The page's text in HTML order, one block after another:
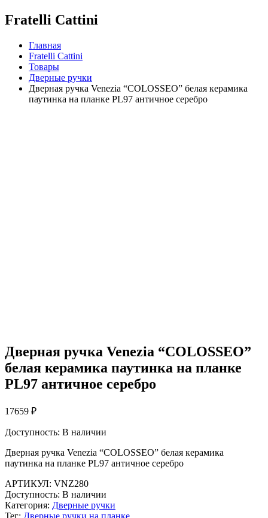
Fratelli Cattini
Главная
Fratelli Cattini
Товары
Дверные ручки
Дверная ручка Venezia “COLOSSEO” белая керамика
паутинка на планке PL97 античное серебро
Дверная ручка Venezia “COLOSSEO”
белая керамика паутинка на планке
PL97 античное серебро
17659 ₽
Доступность: В наличии
Дверная ручка Venezia “COLOSSEO” белая керамика
паутинка на планке PL97 античное серебро
АРТИКУЛ: VNZ280
Доступность: В наличии
Категория: Дверные ручки